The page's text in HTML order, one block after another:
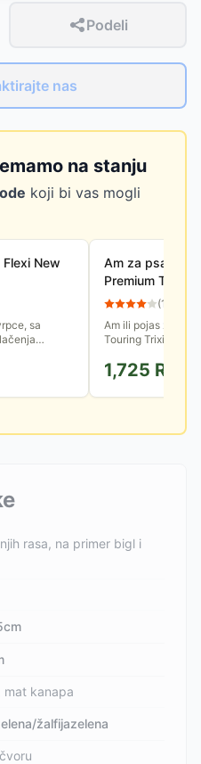
Podeli
nas
na stanju
koji bi vas mogli
sa
Am za psa -
Premium
204219
(14
Am ili pojas za
Touring Trixie, od
mekanoj filc
1,725 RSD
rasa, na primer bigl i
kanapa
žalfijazelena